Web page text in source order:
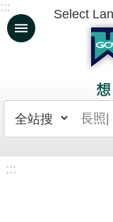
跳到主要內容區塊
常
生
::: Select
:::